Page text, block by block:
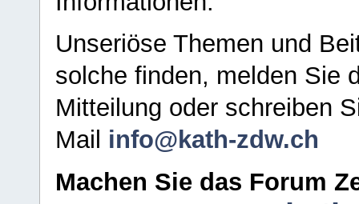
Unseriöse Themen und
solche finden, melden Sie
Mitteilung oder schreiben
Mail info@kath-zdw.ch
Machen Sie das Forum